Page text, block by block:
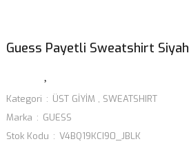
Guess Payetli Sweatshirt Siyah
Kategori ÜST GİYİM , SWEATSHIRT
Marka
GUESS
Stok Kodu
V4BQ19KCI90_JBLK